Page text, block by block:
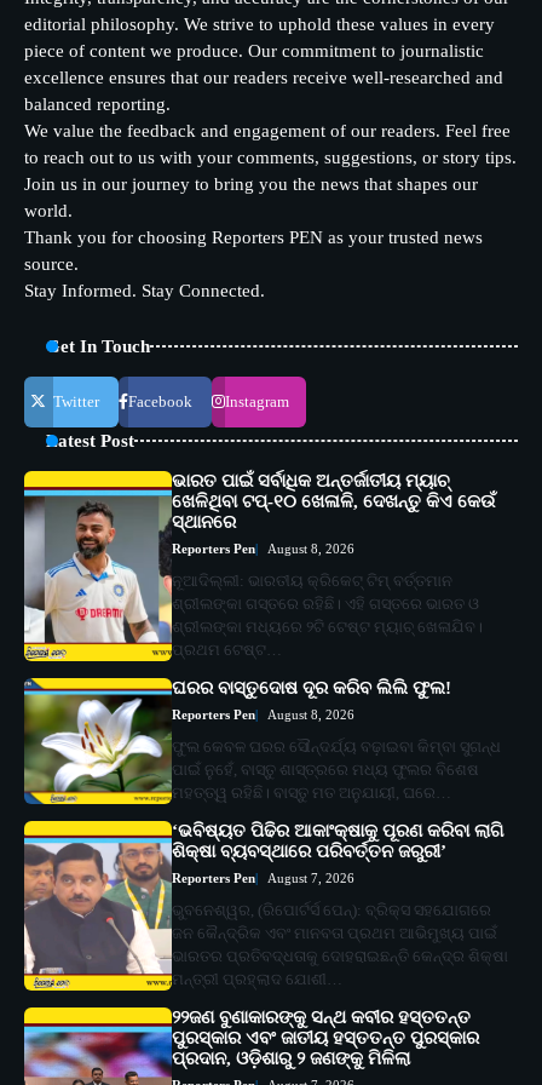
editorial philosophy. We strive to uphold these values in every
piece of content we produce. Our commitment to journalistic
excellence ensures that our readers receive well-researched and
balanced reporting.
We value the feedback and engagement of our readers. Feel free
to reach out to us with your comments, suggestions, or story tips.
Join us in our journey to bring you the news that shapes our
world.
Thank you for choosing Reporters PEN as your trusted news
source.
Stay Informed. Stay Connected.
Get In Touch
Twitter Facebook Instagram
Latest Post
ଭାରତ ପାଇଁ ସର୍ବାଧିକ ଅନ୍ତର୍ଜାତୀୟ ମ୍ୟାଚ୍
ଖେଳିଥିବା ଟପ୍-୧୦ ଖେଳାଳି, ଦେଖନ୍ତୁ କିଏ କେଉଁ
ସ୍ଥାନରେ
Reporters Pen August 8, 2026
ନୂଆଦିଲ୍ଲୀ: ଭାରତୀୟ କ୍ରିକେଟ୍ ଟିମ୍ ବର୍ତ୍ତମାନ
ଶ୍ରୀଲଙ୍କା ଗସ୍ତରେ ରହିଛି। ଏହି ଗସ୍ତରେ ଭାରତ ଓ
ଶ୍ରୀଲଙ୍କା ମଧ୍ୟରେ ୨ଟି ଟେଷ୍ଟ ମ୍ୟାଚ୍ ଖେଳାଯିବ।
ପ୍ରଥମ ଟେଷ୍ଟ…
ଘରର ବାସ୍ତୁଦୋଷ ଦୂର କରିବ ଲିଲି ଫୁଲ!
Reporters Pen August 8, 2026
ଫୁଲ କେବଳ ଘରର ସୌନ୍ଦର୍ଯ୍ୟ ବଢ଼ାଇବା କିମ୍ବା ସୁଗନ୍ଧ
ପାଇଁ ନୁହେଁ, ବାସ୍ତୁ ଶାସ୍ତ୍ରରେ ମଧ୍ୟ ଫୁଲର ବିଶେଷ
ମହତ୍ତ୍ୱ ରହିଛି। ବାସ୍ତୁ ମତ ଅନୁଯାୟୀ, ଘରେ…
‘ଭବିଷ୍ୟତ ପିଢିର ଆକାଂକ୍ଷାକୁ ପୂରଣ କରିବା ଲାଗି
ଶିକ୍ଷା ବ୍ୟବସ୍ଥାରେ ପରିବର୍ତ୍ତନ ଜରୁରୀ’
Reporters Pen August 7, 2026
ଭୁବନେଶ୍ୱର, (ରିପୋର୍ଟର୍ସ ପେନ୍‌): ବ୍ରିକ୍ସ ସହଯୋଗରେ
ଜନ କୈନ୍ଦ୍ରିକ ଏବଂ ମାନବତା ପ୍ରଥମ ଆଭିମୁଖ୍ୟ ପାଇଁ
ଭାରତର ପ୍ରତିବଦ୍ଧତାକୁ ଦୋହରାଇଛନ୍ତି କେନ୍ଦ୍ର ଶିକ୍ଷା
ମନ୍ତ୍ରୀ ପ୍ରହ୍ଲାଦ ଯୋଶୀ…
୨୨ଜଣ ବୁଣାକାରଙ୍କୁ ସନ୍ଥ କବୀର ହସ୍ତତନ୍ତ
ପୁରସ୍କାର ଏବଂ ଜାତୀୟ ହସ୍ତତନ୍ତ ପୁରସ୍କାର
ପ୍ରଦାନ, ଓଡ଼ିଶାରୁ ୨ ଜଣଙ୍କୁ ମିଳିଲା